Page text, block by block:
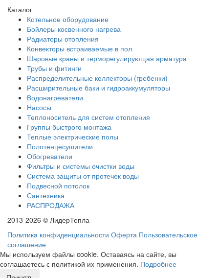
Каталог
Котельное оборудование
Бойлеры косвенного нагрева
Радиаторы отопления
Конвекторы встраиваемые в пол
Шаровые краны и терморегулирующая арматура
Трубы и фитинги
Распределительные коллекторы (гребенки)
Расширительные баки и гидроаккумуляторы
Водонагреватели
Насосы
Теплоноситель для систем отопления
Группы быстрого монтажа
Теплые электрические полы
Полотенцесушители
Обогреватели
Фильтры и системы очистки воды
Система защиты от протечек воды
Подвесной потолок
Сантехника
РАСПРОДАЖА
2013-2026 © ЛидерТепла
Политика конфиденциальности Оферта Пользовательское
соглашение
Мы используем файлы cookie. Оставаясь на сайте, вы
соглашаетесь с политикой их применения. Подробнее